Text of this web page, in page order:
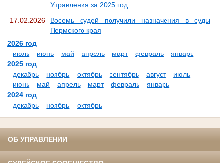
Управления за 2025 год
17.02.2026
Восемь судей получили назначения в суды
Пермского края
2026 год
июль
июнь май апрель март февраль
январь
2025 год
декабрь
ноябрь октябрь сентябрь август
июль
июнь
май апрель март февраль
январь
2024 год
декабрь
ноябрь октябрь
ОБ УПРАВЛЕНИИ